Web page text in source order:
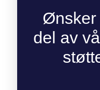
Ønsker
del av